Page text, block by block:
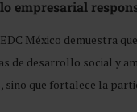
empresarial
México demuestra
de desarrollo social y
sino que fortalece la